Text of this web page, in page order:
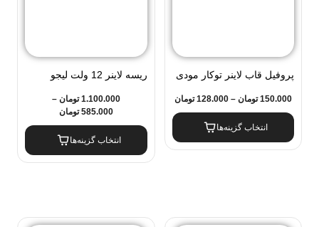
پروفیل قاب لاینر توکار مودی
2 سانت IR-MD04
150.000 تومان –
128.000 تومان
انتخاب گزینه‌ها
ریسه لاینر 12 ولت لیجو
LEEJO
1.100.000 تومان –
585.000 تومان
انتخاب گزینه‌ها